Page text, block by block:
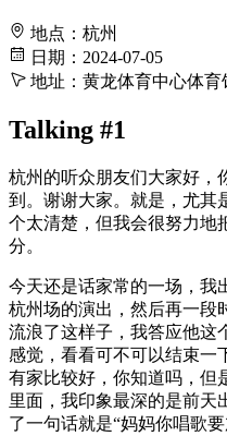
地点：杭州
日期：2024-07-05
地址：黄龙体育中心体育
Talking #1
杭州的听众朋友们大家好，
到。谢谢大家。就是，尤其
个太清楚，但我会很努力地
分。
今天还是话家常的一场，我
杭州场的演出，然后再一段
流浪了这样子，我答应他这
感觉，看看可不可以结束一
有家比较好，你知道吗，但
里面，我印象最深的是前天
了一句话就是“妈妈你唱歌